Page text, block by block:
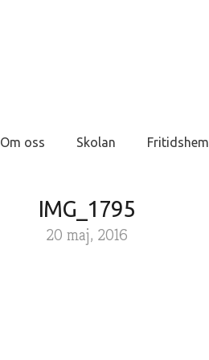
Om oss Skolan Fritidshem
IMG_1795
20 maj, 2016